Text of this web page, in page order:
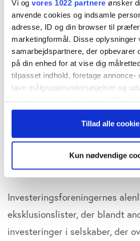
Vi og vores 1022 partnere ønsker
anvende cookies og indsamle
adresse, ID og din browser til
marketingformål. Disse oplysninger
samarbejdspartnere, der opbevarer
på din enhed for at vise dig
tilpasset indhold, foretage annonce-
lave målgruppeundersøgelser og
persondatapolitik. Du kan altid
tilbage eller ændre indstillinger fra
"Cookiedeklaration", eller ved at
Hvis du tillader det, vil vi også
der kan være nøjagtig inden for
Identificere din enhed
dens unikke karakteristika
Dine valg anvendes på hele
Tillad alle
Kun nødvendige
skriver redaktør Claus Strue
denne kommentar.
I enkroniki Berlingske retter
Hansen, lektor ved CBS og
Aarhus Universitet, en skarp
investeringsforeninger med
Nordea og Nykredit i spidsen.
Investeringsforeningernes
eksklusionslister, der blandt
investeringer i selskaber, der